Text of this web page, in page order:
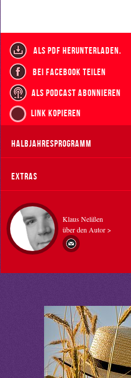
als PDF herunterladen.
bei Facebook teilen
als Podcast abonnieren
Link kopieren
Halbjahresprogramm
Extras
Klaus Nelißen
über den Autor >